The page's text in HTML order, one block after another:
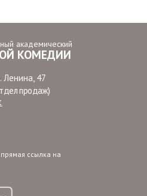
академический
КОМЕДИИ
Ленина, 47
продаж)
ссылка на